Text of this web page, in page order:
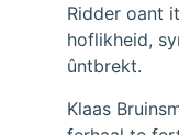
Ridder oant
hoflikheid,
ûntbrekt.
Klaas